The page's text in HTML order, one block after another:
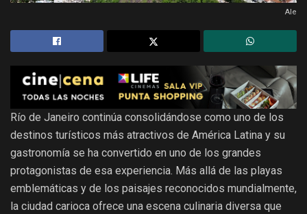
Ale
Río de Janeiro continúa consolidándose como uno de los
destinos turísticos más atractivos de América Latina y su
gastronomía se ha convertido en uno de los grandes
protagonistas de esa experiencia. Más allá de las playas
emblemáticas y de los paisajes reconocidos mundialmente,
la ciudad carioca ofrece una escena culinaria diversa que